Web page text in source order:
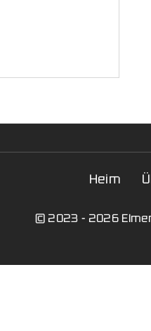
Heim
© 2023 - 2026